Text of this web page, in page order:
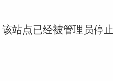
站点已经被管理员停